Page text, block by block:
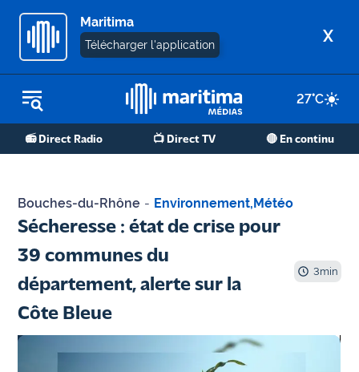
Maritima
Télécharger l'application X
27°C
📻 Direct Radio 📺 Direct TV 🔴 En continu
REPLAY RADIO
REPLAY TV
Martigues
de Berre
Marseille
- Aix
Bouches-du-Rhône - Environnement,Météo
Sécheresse : état de crise pour
39 communes du
département, alerte sur la
Côte Bleue
3min